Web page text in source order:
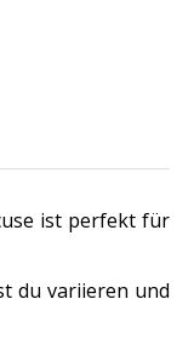
ist perfekt für
du variieren und